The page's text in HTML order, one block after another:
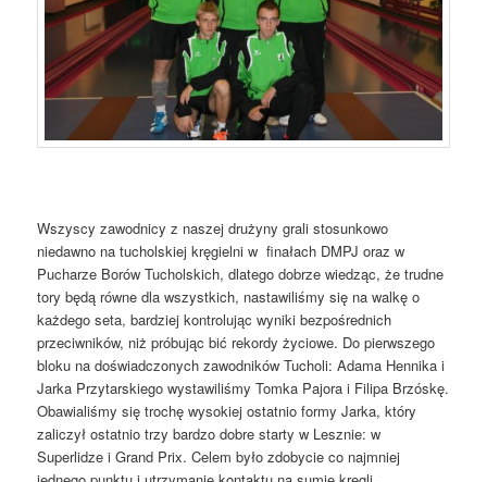
Wszyscy zawodnicy z naszej drużyny grali stosunkowo
niedawno na tucholskiej kręgielni w finałach DMPJ oraz w
Pucharze Borów Tucholskich, dlatego dobrze wiedząc, że trudne
tory będą równe dla wszystkich, nastawiliśmy się na walkę o
każdego seta, bardziej kontrolując wyniki bezpośrednich
przeciwników, niż próbując bić rekordy życiowe. Do pierwszego
bloku na doświadczonych zawodników Tucholi: Adama Hennika i
Jarka Przytarskiego wystawiliśmy Tomka Pajora i Filipa Brzóskę.
Obawialiśmy się trochę wysokiej ostatnio formy Jarka, który
zaliczył ostatnio trzy bardzo dobre starty w Lesznie: w
Superlidze i Grand Prix. Celem było zdobycie co najmniej